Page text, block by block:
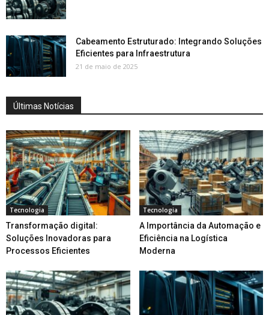
Cabeamento Estruturado: Integrando Soluções
Eficientes para Infraestrutura
21 de maio de 2025
Últimas Notícias
Tecnologia
Transformação digital:
Soluções Inovadoras para
Processos Eficientes
Tecnologia
A Importância da Automação e
Eficiência na Logística
Moderna